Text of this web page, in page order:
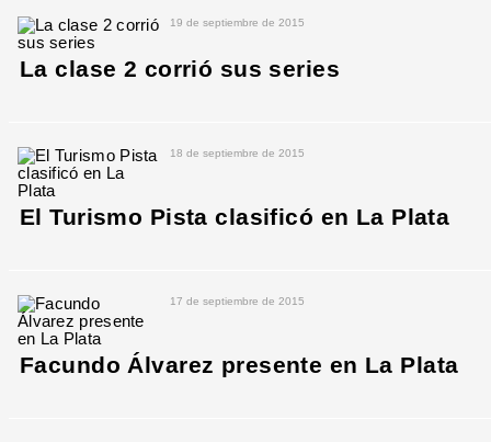
19 de septiembre de 2015
La clase 2 corrió sus series
18 de septiembre de 2015
El Turismo Pista clasificó en La Plata
17 de septiembre de 2015
Facundo Álvarez presente en La Plata